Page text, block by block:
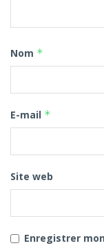
Nom *
E-mail *
Site web
Enregistrer